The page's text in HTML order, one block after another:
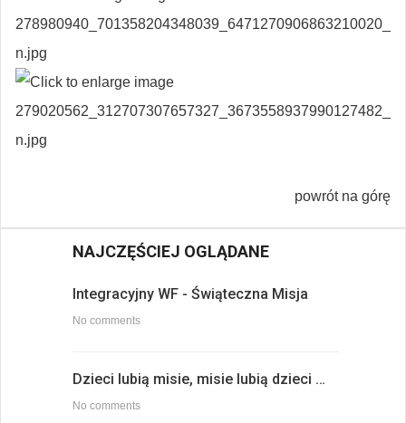
powrót na górę
NAJCZĘŚCIEJ OGLĄDANE
Integracyjny WF - Świąteczna Misja
No comments
Dzieci lubią misie, misie lubią dzieci …
No comments